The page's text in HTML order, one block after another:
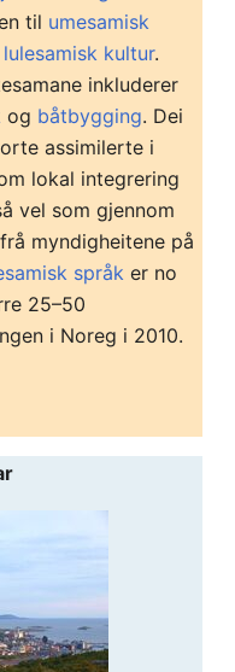
til umesamisk
lulesamisk kultur.
inkluderer
og båtbygging. Dei
assimilerte i
lokal integrering
vel som gjennom
myndigheitene på
språk er no
25–50
i Noreg i 2010.